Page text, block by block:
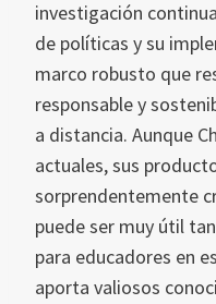
investigación
de políticas y su
marco robusto que
responsable y
a distancia. Aunque
actuales, sus
sorprendentemente
puede ser muy útil
para educadores en
aporta valiosos